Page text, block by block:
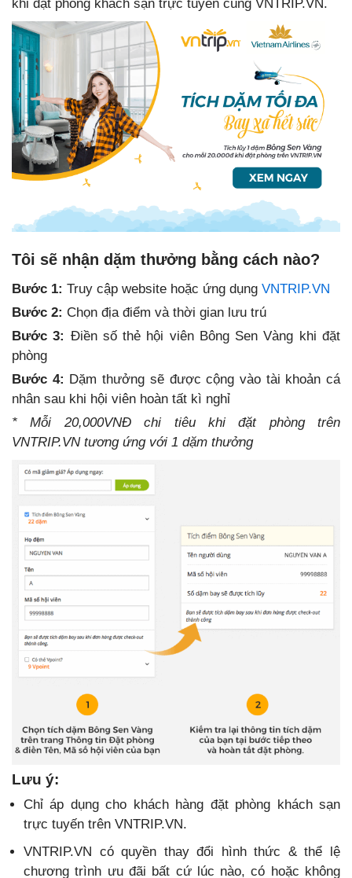
khi đặt phòng khách sạn trực tuyến cùng VNTRIP.VN.
Tôi sẽ nhận dặm thưởng bằng cách nào?
Bước 1: Truy cập website hoặc ứng dụng VNTRIP.VN
Bước 2: Chọn địa điểm và thời gian lưu trú
Bước 3: Điền số thẻ hội viên Bông Sen Vàng khi đặt
phòng
Bước 4: Dặm thưởng sẽ được cộng vào tài khoản cá
nhân sau khi hội viên hoàn tất kì nghỉ
* Mỗi 20,000VNĐ chi tiêu khi đặt phòng trên
VNTRIP.VN tương ứng với 1 dặm thưởng
Lưu ý:
Chỉ áp dụng cho khách hàng đặt phòng khách sạn
trực tuyến trên VNTRIP.VN.
VNTRIP.VN có quyền thay đổi hình thức & thể lệ
chương trình ưu đãi bất cứ lúc nào, có hoặc không